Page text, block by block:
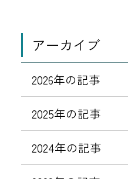
る
アーカイブ
2026年の記事
2025年の記事
2024年の記事